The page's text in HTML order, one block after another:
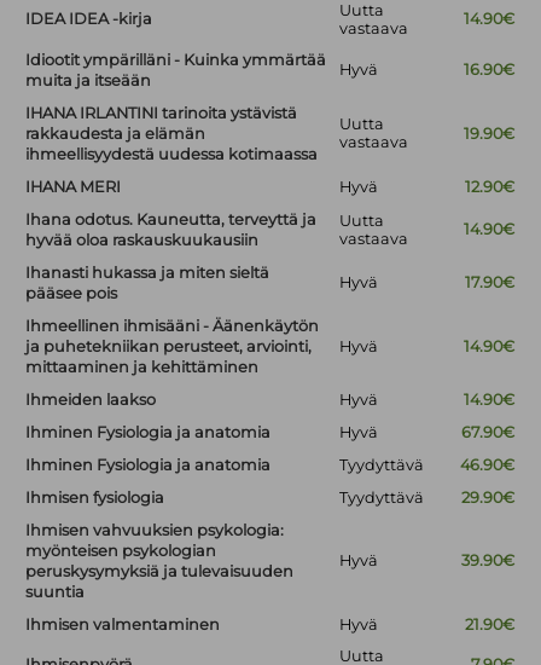
IDEA IDEA -kirja
Uutta
vastaava
14.90€
Idiootit ympärilläni - Kuinka ymmärtää
muita ja itseään
Hyvä 16.90€
IHANA IRLANTINI tarinoita ystävistä
rakkaudesta ja elämän
ihmeellisyydestä uudessa kotimaassa
Uutta
vastaava
19.90€
IHANA MERI Hyvä
12.90€
Ihana odotus. Kauneutta, terveyttä ja
hyvää oloa raskauskuukausiin
Uutta
vastaava
14.90€
Ihanasti hukassa ja miten sieltä
pääsee pois
Hyvä 17.90€
Ihmeellinen ihmisääni - Äänenkäytön
ja puhetekniikan perusteet, arviointi,
mittaaminen ja kehittäminen
Hyvä 14.90€
Ihmeiden laakso Hyvä
14.90€
Ihminen Fysiologia ja anatomia
Hyvä
67.90€
Ihminen Fysiologia ja anatomia
Tyydyttävä
46.90€
Ihmisen fysiologia
Tyydyttävä
29.90€
Ihmisen vahvuuksien psykologia:
myönteisen psykologian
peruskysymyksiä ja tulevaisuuden
suuntia
Hyvä 39.90€
Ihmisen valmentaminen Hyvä 21.90€
Uutta